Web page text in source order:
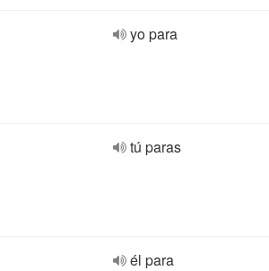
yo para
tú paras
él para